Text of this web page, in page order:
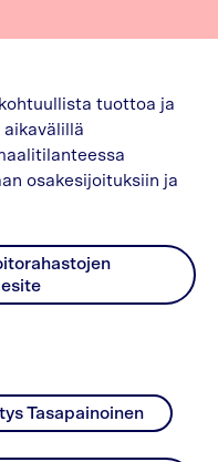
tuottoa ja
osakesijoituksiin ja
Tasapainoinen